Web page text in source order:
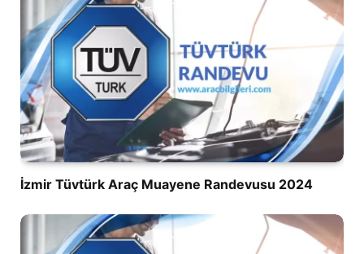
İzmir Tüvtürk Araç Muayene Randevusu 2024